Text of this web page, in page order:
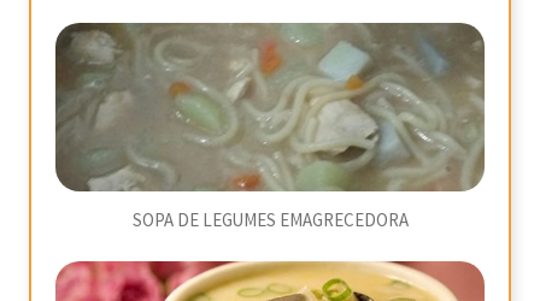
SOPA DE LEGUMES EMAGRECEDORA